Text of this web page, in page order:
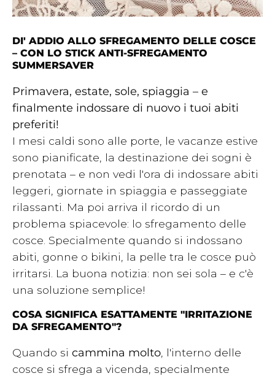
DI' ADDIO ALLO SFREGAMENTO DELLE COSCE
– CON LO STICK ANTI-SFREGAMENTO
SUMMERSAVER
Primavera, estate, sole, spiaggia – e
finalmente indossare di nuovo i tuoi abiti
preferiti!
I mesi caldi sono alle porte, le vacanze estive
sono pianificate, la destinazione dei sogni è
prenotata – e non vedi l'ora di indossare abiti
leggeri, giornate in spiaggia e passeggiate
rilassanti. Ma poi arriva il ricordo di un
problema spiacevole: lo sfregamento delle
cosce. Specialmente quando si indossano
abiti, gonne o bikini, la pelle tra le cosce può
irritarsi. La buona notizia: non sei sola – e c'è
una soluzione semplice!
COSA SIGNIFICA ESATTAMENTE "IRRITAZIONE
DA SFREGAMENTO"?
Quando si cammina molto , l'interno delle
cosce si sfrega a vicenda, specialmente